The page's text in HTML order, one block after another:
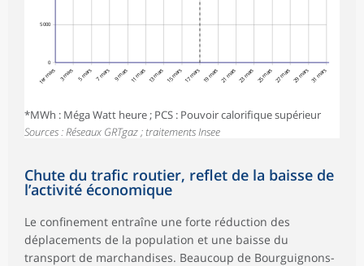
0
5 000
1er mars 3 mars 5 mars 7 mars 9 mars 11 mars13 mars15 mars17 mars19 mars21 mars23 mars 25 mars27 mars29 mars31 mars
*MWh : Méga Watt heure ; PCS : Pouvoir calorifique supérieur
Sources : Réseaux GRTgaz ; traitements Insee
Chute du trafic routier, reflet de la baisse de
l’activité économique
Le confinement entraîne une forte réduction des
déplacements de la population et une baisse du
transport de marchandises. Beaucoup de Bourguignons-